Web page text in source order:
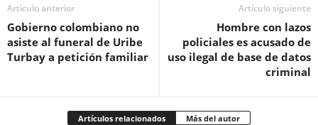
Artículo anterior
Gobierno colombiano no
asiste al funeral de Uribe
Turbay a petición familiar
Artículo siguiente
Hombre con lazos
policiales es acusado de
uso ilegal de base de datos
criminal
Artículos relacionados Más del autor